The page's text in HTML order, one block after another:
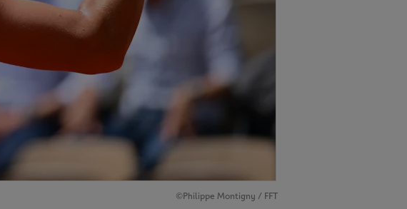
©Philippe Montigny / FFT